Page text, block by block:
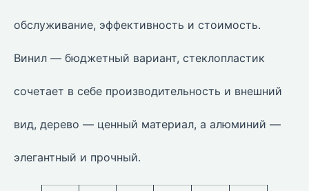
обслуживание, эффективность и стоимость.
Винил — бюджетный вариант, стеклопластик
сочетает в себе производительность и внешний
вид, дерево — ценный материал, а алюминий —
элегантный и прочный.